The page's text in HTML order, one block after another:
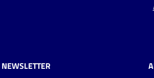
NEWSLETTER